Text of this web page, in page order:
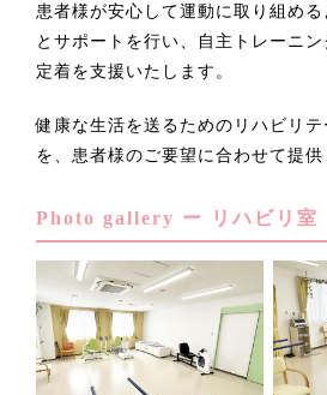
患者様が安心して運動に取り組め
とサポートを行い、自主トレーニ
定着を支援いたします。
健康な生活を送るためのリハビリテ
を、患者様のご要望に合わせて提供
Photo gallery ー リハビリ室